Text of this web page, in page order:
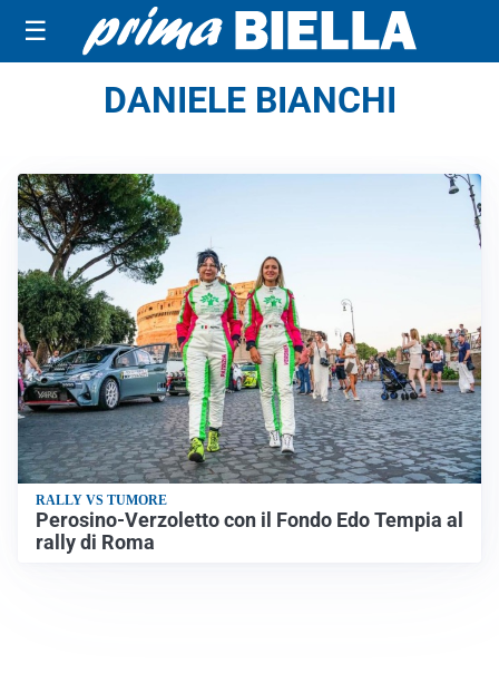
☰
DANIELE BIANCHI
RALLY VS TUMORE
Perosino-Verzoletto con il Fondo Edo Tempia al
rally di Roma